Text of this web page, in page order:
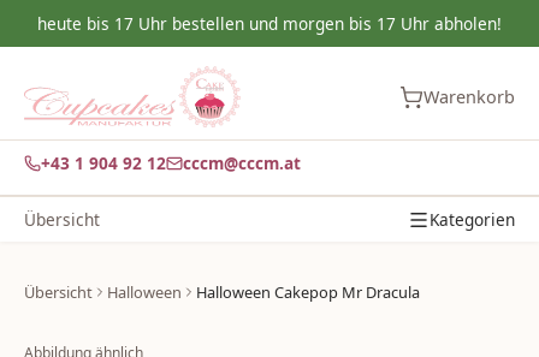
heute bis 17 Uhr bestellen und morgen bis 17 Uhr abholen!
Warenkorb
+43 1 904 92 12 cccm@cccm.at
Übersicht Kategorien
Übersicht Halloween Halloween Cakepop Mr Dracula
Abbildung ähnlich